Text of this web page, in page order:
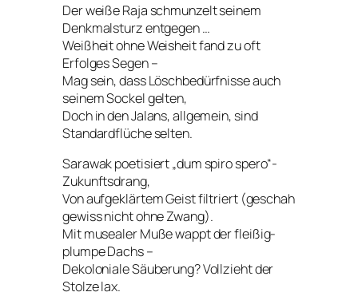
Der weiße Raja schmunzelt seinem
Denkmalsturz entgegen …
Weißheit ohne Weisheit fand zu oft
Erfolges Segen –
Mag sein, dass Löschbedürfnisse auch
seinem Sockel gelten,
Doch in den Jalans, allgemein, sind
Standardflüche selten.
Sarawak poetisiert „dum spiro spero“-
Zukunftsdrang,
Von aufgeklärtem Geist filtriert (geschah
gewiss nicht ohne Zwang).
Mit musealer Muße wappt der fleißig-
plumpe Dachs –
Dekoloniale Säuberung? Vollzieht der
Stolze lax.